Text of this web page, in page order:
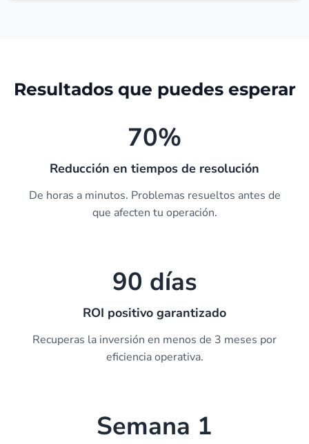
Resultados que puedes esperar
70%
Reducción en tiempos de resolución
De horas a minutos. Problemas resueltos antes de
que afecten tu operación.
90 días
ROI positivo garantizado
Recuperas la inversión en menos de 3 meses por
eficiencia operativa.
Semana 1